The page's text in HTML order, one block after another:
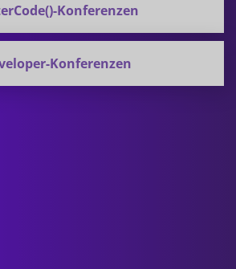
Konferenzen
Konferenzen